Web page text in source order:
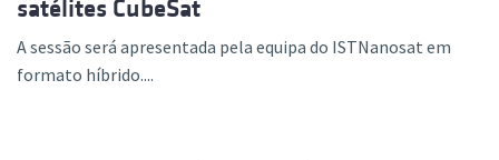
satélites CubeSat
A sessão será apresentada pela equipa do ISTNanosat em
formato híbrido....